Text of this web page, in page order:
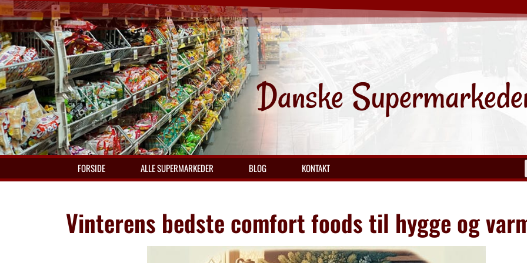
Danske
FORSIDE ALLE SUPERMARKEDER BLOG KONTAKT
Vinterens bedste comfort foods til hygge og